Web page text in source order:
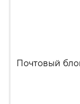
Почтовый